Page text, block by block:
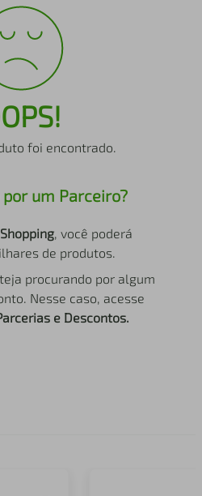
foi encontrado.
um Parceiro?
, você poderá
de produtos.
procurando por algum
Nesse caso, acesse
e Descontos.